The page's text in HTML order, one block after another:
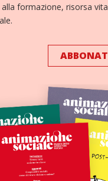
formazione, risorsa